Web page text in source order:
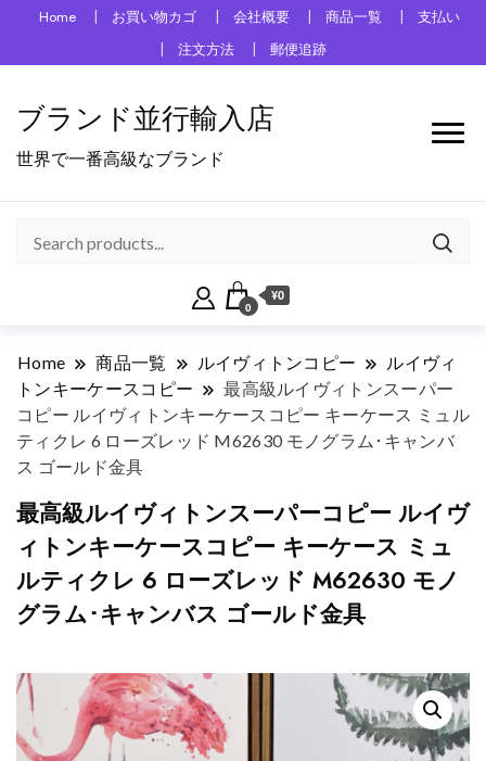
Home お買い物カゴ 会社概要 商品一覧
支払い
注文方法
郵便追跡
ブランド並行輸入店
世界で一番高級なブランド
0
¥0
Home 商品一覧 ルイヴィトンコピー
ルイヴィ
トンキーケースコピー
最高級ルイヴィトンスーパー
コピー ルイヴィトンキーケースコピー キーケース ミュル
ティクレ 6 ローズレッド M62630 モノグラム･キャンバ
ス ゴールド金具
最高級ルイヴィトンスーパーコピー ルイヴ
ィトンキーケースコピー キーケース ミュ
ルティクレ 6 ローズレッド M62630 モノ
グラム･キャンバス ゴールド金具